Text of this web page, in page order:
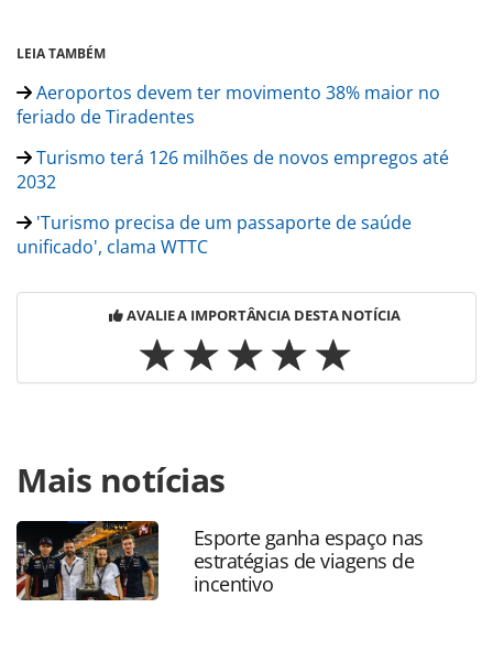
LEIA TAMBÉM
Aeroportos devem ter movimento 38% maior no
feriado de Tiradentes
Turismo terá 126 milhões de novos empregos até
2032
'Turismo precisa de um passaporte de saúde
unificado', clama WTTC
AVALIE A IMPORTÂNCIA DESTA NOTÍCIA
https://www.panrotas.com.br/mercado/economia-e-
politica/2022/04/ausencia-no-summit-wttc-realca-
fragilidade-do-brasil-como-destino-global_188879.html ou
as ferramentas oferecidas na página. Todo o conteúdo
produzido pela PANROTAS Editora é protegido pela
legislação brasileira sobre direito autoral. Não reproduza o
Mais notícias
Esporte ganha espaço nas
estratégias de viagens de
incentivo